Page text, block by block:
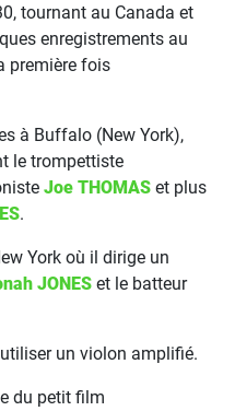
tournant au Canada et
enregistrements au
première fois
à Buffalo (New York),
le trompettiste
Joe THOMAS et plus
.
York où il dirige un
JONES et le batteur
un violon amplifié.
du petit film